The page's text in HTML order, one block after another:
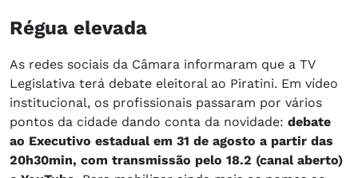
Régua elevada
As redes sociais da Câmara informaram que a TV
Legislativa terá debate eleitoral ao Piratini. Em vídeo
institucional, os profissionais passaram por vários
pontos da cidade dando conta da novidade: debate
ao Executivo estadual em 31 de agosto a partir das
20h30min, com transmissão pelo 18.2 (canal aberto)